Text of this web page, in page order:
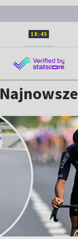
18:45
Najnowsze